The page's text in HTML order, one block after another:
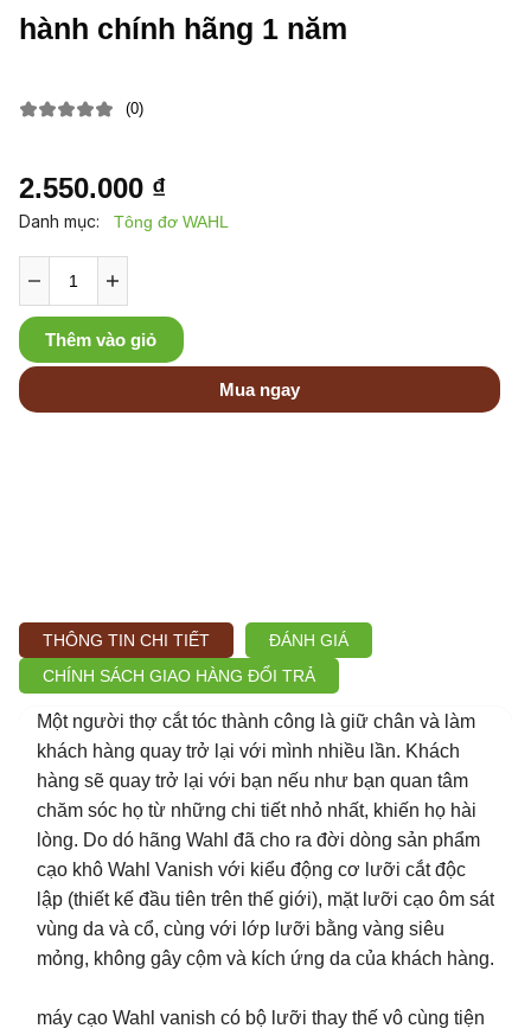
hành chính hãng 1 năm
(0)
2.550.000 ₫
Thêm vào giỏ
Mua ngay
Danh mục: Tông đơ WAHL
THÔNG TIN CHI TIẾT
ĐÁNH GIÁ
CHÍNH SÁCH GIAO HÀNG ĐỔI TRẢ
Một người thợ cắt tóc thành công là giữ chân và làm
khách hàng quay trở lại với mình nhiều lần. Khách
hàng sẽ quay trở lại với bạn nếu như bạn quan tâm
chăm sóc họ từ những chi tiết nhỏ nhất, khiến họ hài
lòng. Do dó hãng Wahl đã cho ra đời dòng sản phẩm
cạo khô Wahl Vanish với kiểu động cơ lưỡi cắt độc
lập (thiết kế đầu tiên trên thế giới), mặt lưỡi cạo ôm sát
vùng da và cổ, cùng với lớp lưỡi bằng vàng siêu
mỏng, không gây cộm và kích ứng da của khách hàng.
máy cạo Wahl vanish có bộ lưỡi thay thế vô cùng tiện